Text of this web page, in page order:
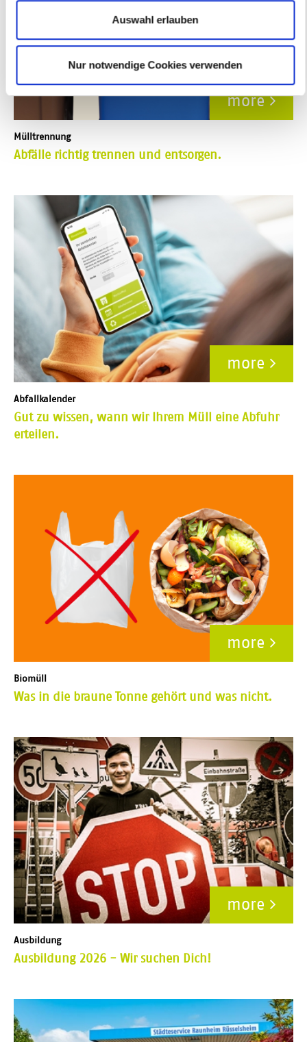
Auswahl erlauben
Nur notwendige Cookies verwenden
more
Mülltrennung
Abfälle richtig trennen und entsorgen.
more
Abfallkalender
Gut zu wissen, wann wir Ihrem Müll eine Abfuhr
erteilen.
more
Biomüll
Was in die braune Tonne gehört und was nicht.
more
Ausbildung
Ausbildung 2026 - Wir suchen Dich!